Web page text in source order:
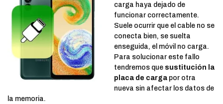
carga haya dejado de
funcionar correctamente.
Suele ocurrir que el cable no se
conecta bien, se suelta
enseguida, el móvil no carga.
Para solucionar este fallo
tendremos que sustitución la
placa de carga por otra
nueva sin afectar los datos de
la memoria.